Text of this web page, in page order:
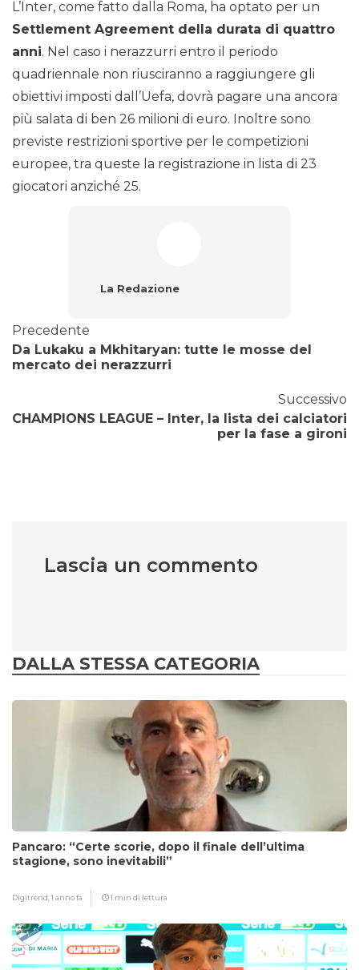
L’Inter, come fatto dalla Roma, ha optato per un
Settlement Agreement della durata di quattro
anni. Nel caso i nerazzurri entro il periodo
quadriennale non riusciranno a raggiungere gli
obiettivi imposti dall’Uefa, dovrà pagare una ancora
più salata di ben 26 milioni di euro. Inoltre sono
previste restrizioni sportive per le competizioni
europee, tra queste la registrazione in lista di 23
giocatori anziché 25.
La Redazione
Precedente
Da Lukaku a Mkhitaryan: tutte le mosse del
mercato dei nerazzurri
Successivo
CHAMPIONS LEAGUE – Inter, la lista dei calciatori
per la fase a gironi
Lascia un commento
DALLA STESSA CATEGORIA
Pancaro: “Certe scorie, dopo il finale dell’ultima
stagione, sono inevitabili”
Digitrend,1 anno fa 1 min di lettura